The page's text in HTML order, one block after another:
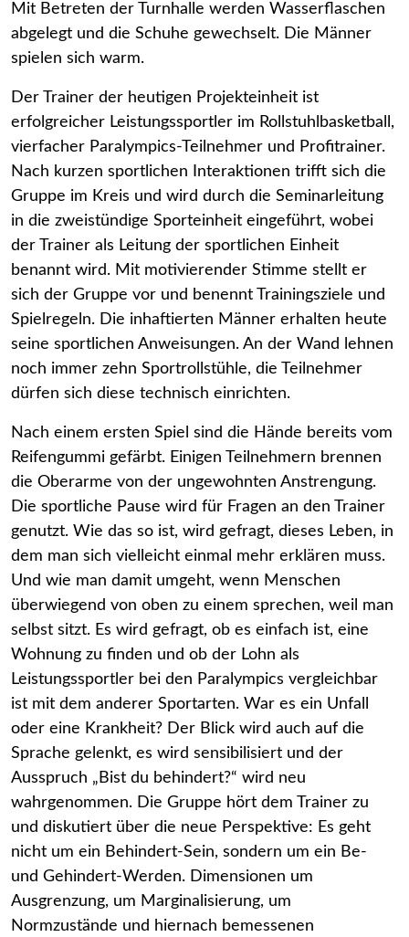
Mit Betreten der Turnhalle werden Wasserflaschen
abgelegt und die Schuhe gewechselt. Die Männer
spielen sich warm.
Der Trainer der heutigen Projekteinheit ist
erfolgreicher Leistungssportler im Rollstuhlbasketball,
vierfacher Paralympics-Teilnehmer und Profitrainer.
Nach kurzen sportlichen Interaktionen trifft sich die
Gruppe im Kreis und wird durch die Seminarleitung
in die zweistündige Sporteinheit eingeführt, wobei
der Trainer als Leitung der sportlichen Einheit
benannt wird. Mit motivierender Stimme stellt er
sich der Gruppe vor und benennt Trainingsziele und
Spielregeln. Die inhaftierten Männer erhalten heute
seine sportlichen Anweisungen. An der Wand lehnen
noch immer zehn Sportrollstühle, die Teilnehmer
dürfen sich diese technisch einrichten.
Nach einem ersten Spiel sind die Hände bereits vom
Reifengummi gefärbt. Einigen Teilnehmern brennen
die Oberarme von der ungewohnten Anstrengung.
Die sportliche Pause wird für Fragen an den Trainer
genutzt. Wie das so ist, wird gefragt, dieses Leben, in
dem man sich vielleicht einmal mehr erklären muss.
Und wie man damit umgeht, wenn Menschen
überwiegend von oben zu einem sprechen, weil man
selbst sitzt. Es wird gefragt, ob es einfach ist, eine
Wohnung zu finden und ob der Lohn als
Leistungssportler bei den Paralympics vergleichbar
ist mit dem anderer Sportarten. War es ein Unfall
oder eine Krankheit? Der Blick wird auch auf die
Sprache gelenkt, es wird sensibilisiert und der
Ausspruch „Bist du behindert?“ wird neu
wahrgenommen. Die Gruppe hört dem Trainer zu
und diskutiert über die neue Perspektive: Es geht
nicht um ein Behindert-Sein, sondern um ein Be-
und Gehindert-Werden. Dimensionen um
Ausgrenzung, um Marginalisierung, um
Normzustände und hiernach bemessenen